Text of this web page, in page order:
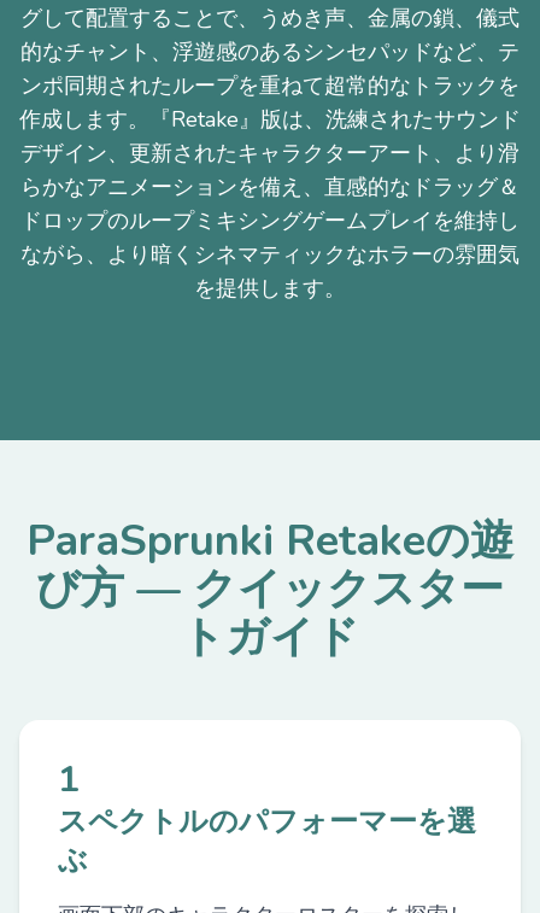
グして配置することで、うめき声、金属の鎖、儀式
的なチャント、浮遊感のあるシンセパッドなど、テ
ンポ同期されたループを重ねて超常的なトラックを
作成します。『Retake』版は、洗練されたサウンド
デザイン、更新されたキャラクターアート、より滑
らかなアニメーションを備え、直感的なドラッグ＆
ドロップのループミキシングゲームプレイを維持し
ながら、より暗くシネマティックなホラーの雰囲気
を提供します。
ParaSprunki Retakeの遊
び方 — クイックスター
トガイド
1
スペクトルのパフォーマーを選
ぶ